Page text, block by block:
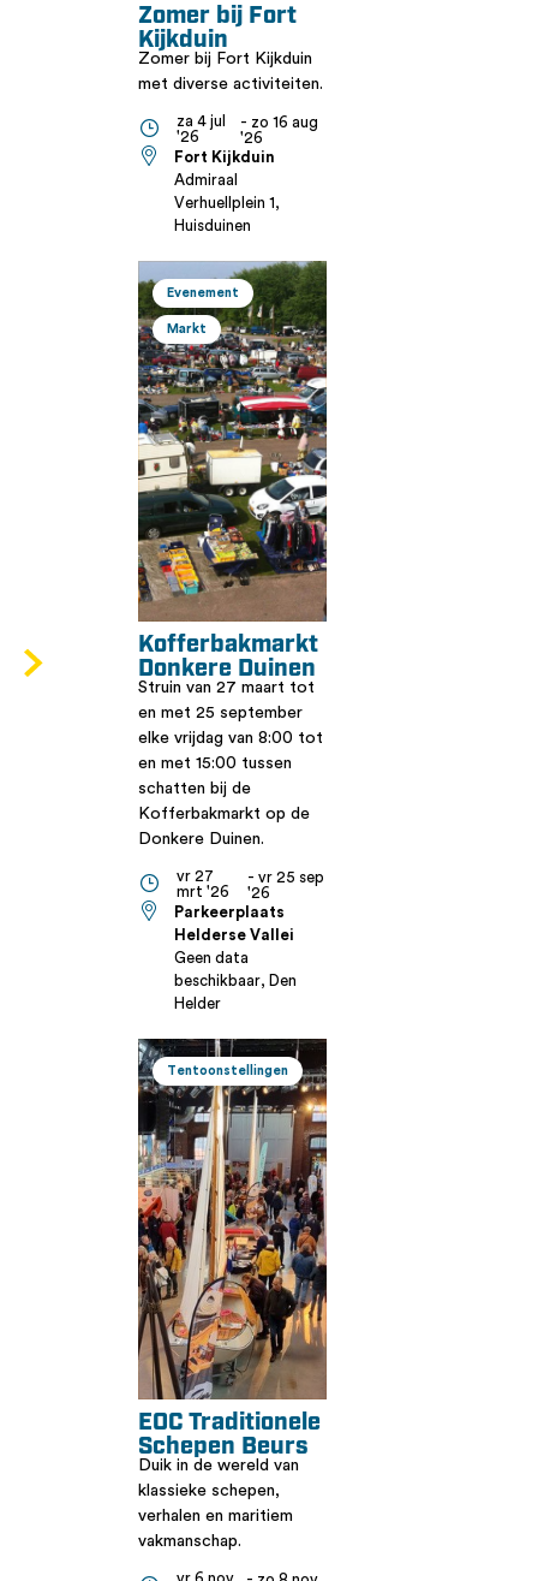
Zomer bij Fort
Kijkduin
Zomer bij Fort Kijkduin
met diverse activiteiten.
za 4 jul
'26
- zo 16 aug
'26
Fort Kijkduin
Admiraal
Verhuellplein 1,
Huisduinen
Evenement
Markt
Kofferbakmarkt
Donkere Duinen
Struin van 27 maart tot
en met 25 september
elke vrijdag van 8:00 tot
en met 15:00 tussen
schatten bij de
Kofferbakmarkt op de
Donkere Duinen.
vr 27
mrt '26
- vr 25 sep
'26
Parkeerplaats
Helderse Vallei
Geen data
beschikbaar, Den
Helder
Tentoonstellingen
EOC Traditionele
Schepen Beurs
Duik in de wereld van
klassieke schepen,
verhalen en maritiem
vakmanschap.